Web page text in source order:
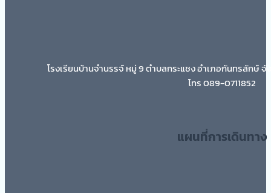
โรงเรียนบ้านจำนรรจ์ หมู่ 9 ตำบลกระแชง อำเภอกันทรลักษ์
โทร 089-0711852
แผนที่การเดินทาง